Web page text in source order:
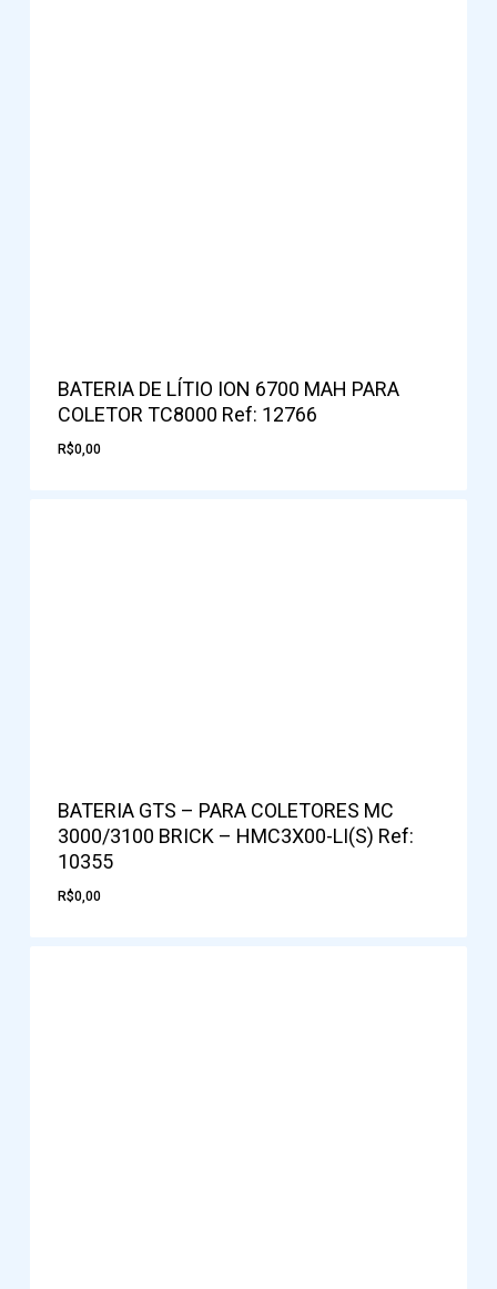
BATERIA DE LÍTIO ION 6700 MAH PARA
COLETOR TC8000 Ref: 12766
R$0,00
BATERIA GTS – PARA COLETORES MC
3000/3100 BRICK – HMC3X00-LI(S) Ref:
10355
R$0,00